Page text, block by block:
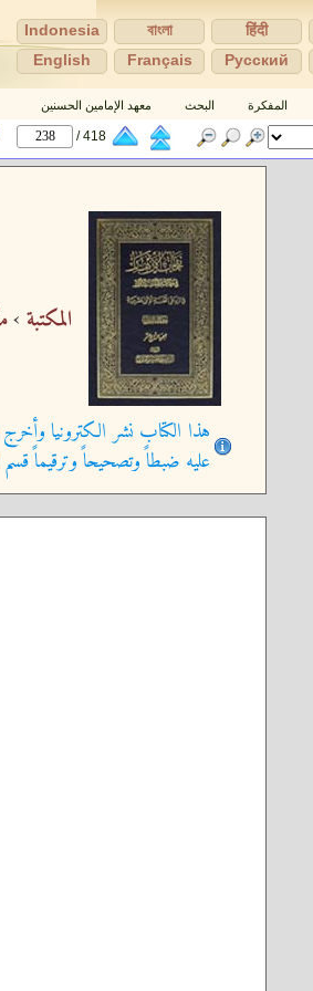
हिंदी
বাংলা
Indonesia
Pусский
Français
English
المفكرة البحث معهد الإمامين الحسنين
418 /
المكتبة ›
هذا الكتاب نشر الكترونيا
عليه ضبطاً وتصحيحاً وترقيماً قسم